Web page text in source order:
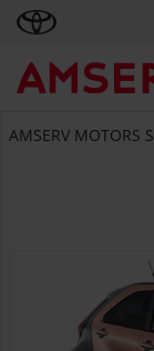
AMSERV MOTORS